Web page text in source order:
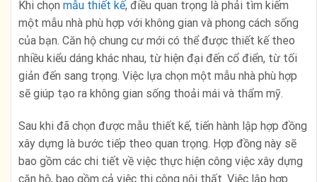
Khi chọn mẫu thiết kế, điều quan trọng là phải tìm kiếm
một mẫu nhà phù hợp với không gian và phong cách sống
của bạn. Căn hộ chung cư mới có thể được thiết kế theo
nhiều kiểu dáng khác nhau, từ hiện đại đến cổ điển, từ tối
giản đến sang trọng. Việc lựa chọn một mẫu nhà phù hợp
sẽ giúp tạo ra không gian sống thoải mái và thẩm mỹ.
Sau khi đã chọn được mẫu thiết kế, tiến hành lập hợp đồng
xây dựng là bước tiếp theo quan trọng. Hợp đồng này sẽ
bao gồm các chi tiết về việc thực hiện công việc xây dựng
căn hộ, bao gồm cả việc thi công nội thất. Việc lập hợp